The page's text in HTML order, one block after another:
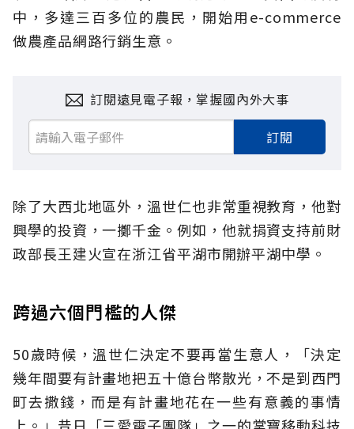
中，多達三百多位的農民，開始用e-commerce
做農產品網路行銷生意。
訂閱遠見電子報，掌握國內外大事
訂閱
除了大西北地區外，溫世仁也非常重視教育，他對
興學的投資，一擲千金。例如，他就捐資支持前財
政部長王建火宣在浙江省平湖市開辦平湖中學。
跨過六個門檻的人傑
50歲時候，溫世仁決定不要再當生意人，「決定
幾年間要有計畫地把五十億台幣散光，不是到西門
町去撒錢，而是有計畫地花在一些有意義的事情